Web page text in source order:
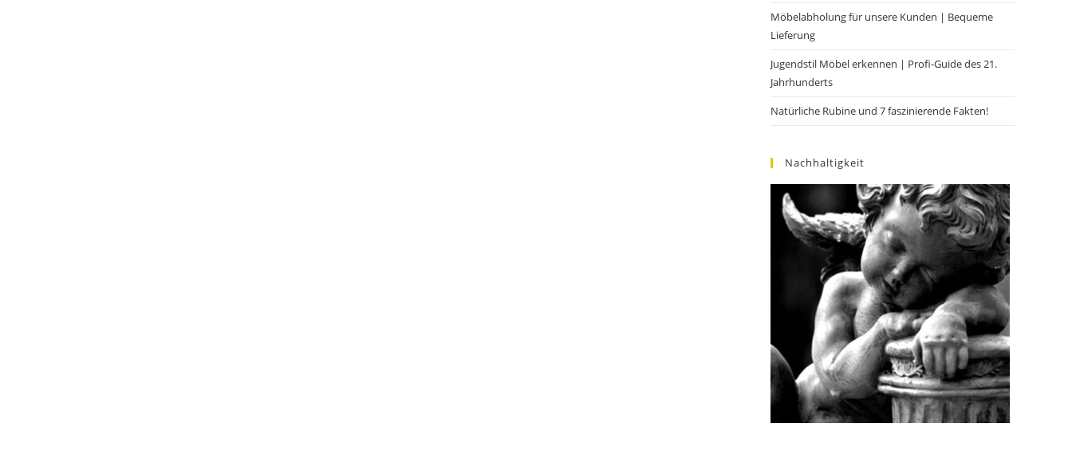
Möbelabholung für unsere Kunden | Bequeme
Lieferung
Jugendstil Möbel erkennen | Profi-Guide des 21.
Jahrhunderts
Natürliche Rubine und 7 faszinierende Fakten!
Nachhaltigkeit